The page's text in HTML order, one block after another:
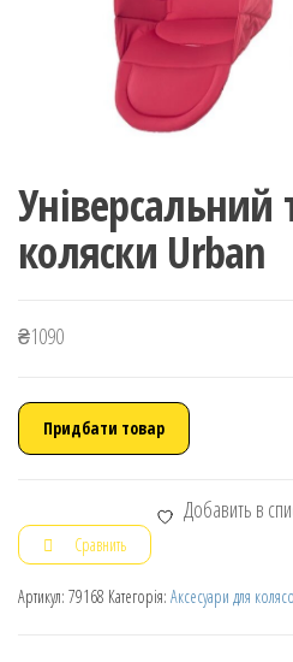
Універсальний
коляски Urban
₴1090
Придбати товар
Добавить в
Сравнить
Артикул: 79168 Категорія: Аксесуари для